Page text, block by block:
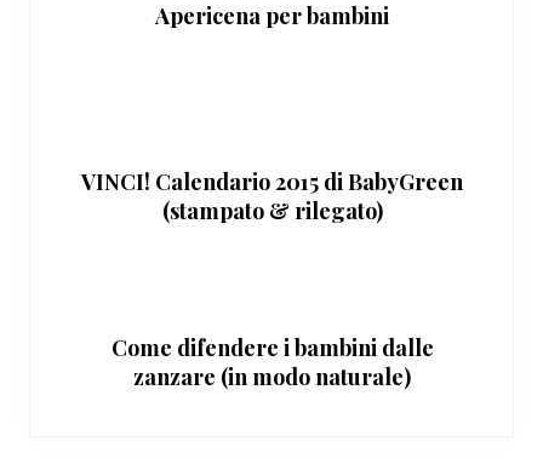
Apericena per bambini
VINCI! Calendario 2015 di BabyGreen
(stampato & rilegato)
Come difendere i bambini dalle
zanzare (in modo naturale)